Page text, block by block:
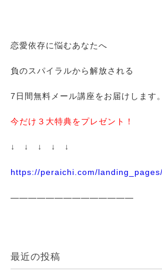
恋愛依存に悩むあなたへ
負のスパイラルから解放される
7日間無料メール講座をお届けします。
今だけ３大特典をプレゼント！
↓ ↓ ↓ ↓ ↓
https://peraichi.com/
——————————————
最近の投稿